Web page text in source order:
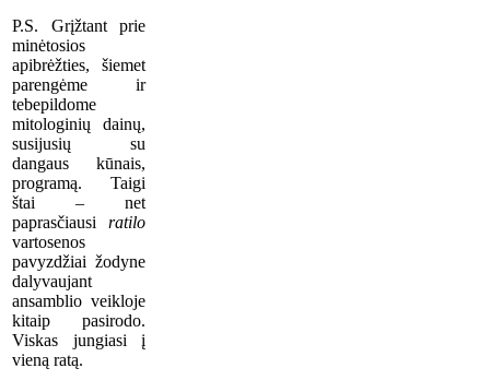
P.S. Grįžtant prie
minėtosios
apibrėžties, šiemet
parengėme ir
tebepildome
mitologinių dainų,
susijusių su
dangaus kūnais,
programą. Taigi
štai – net
paprasčiausi ratilo
vartosenos
pavyzdžiai žodyne
dalyvaujant
ansamblio veikloje
kitaip pasirodo.
Viskas jungiasi į
vieną ratą.